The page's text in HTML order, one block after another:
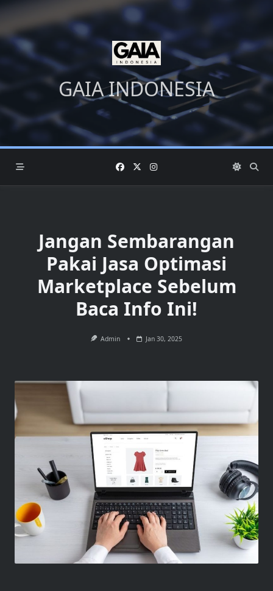
Skip
content
GAIA INDONESIA
Jangan Sembarangan
Pakai Jasa Optimasi
Marketplace Sebelum
Baca Info Ini!
Admin Jan 30, 2025